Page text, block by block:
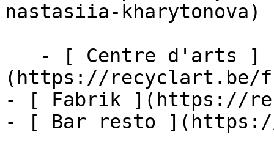
nastasiia-kharytonova)
(https://recyclart.be/
- [ Fabrik ](https://
- [ Bar resto